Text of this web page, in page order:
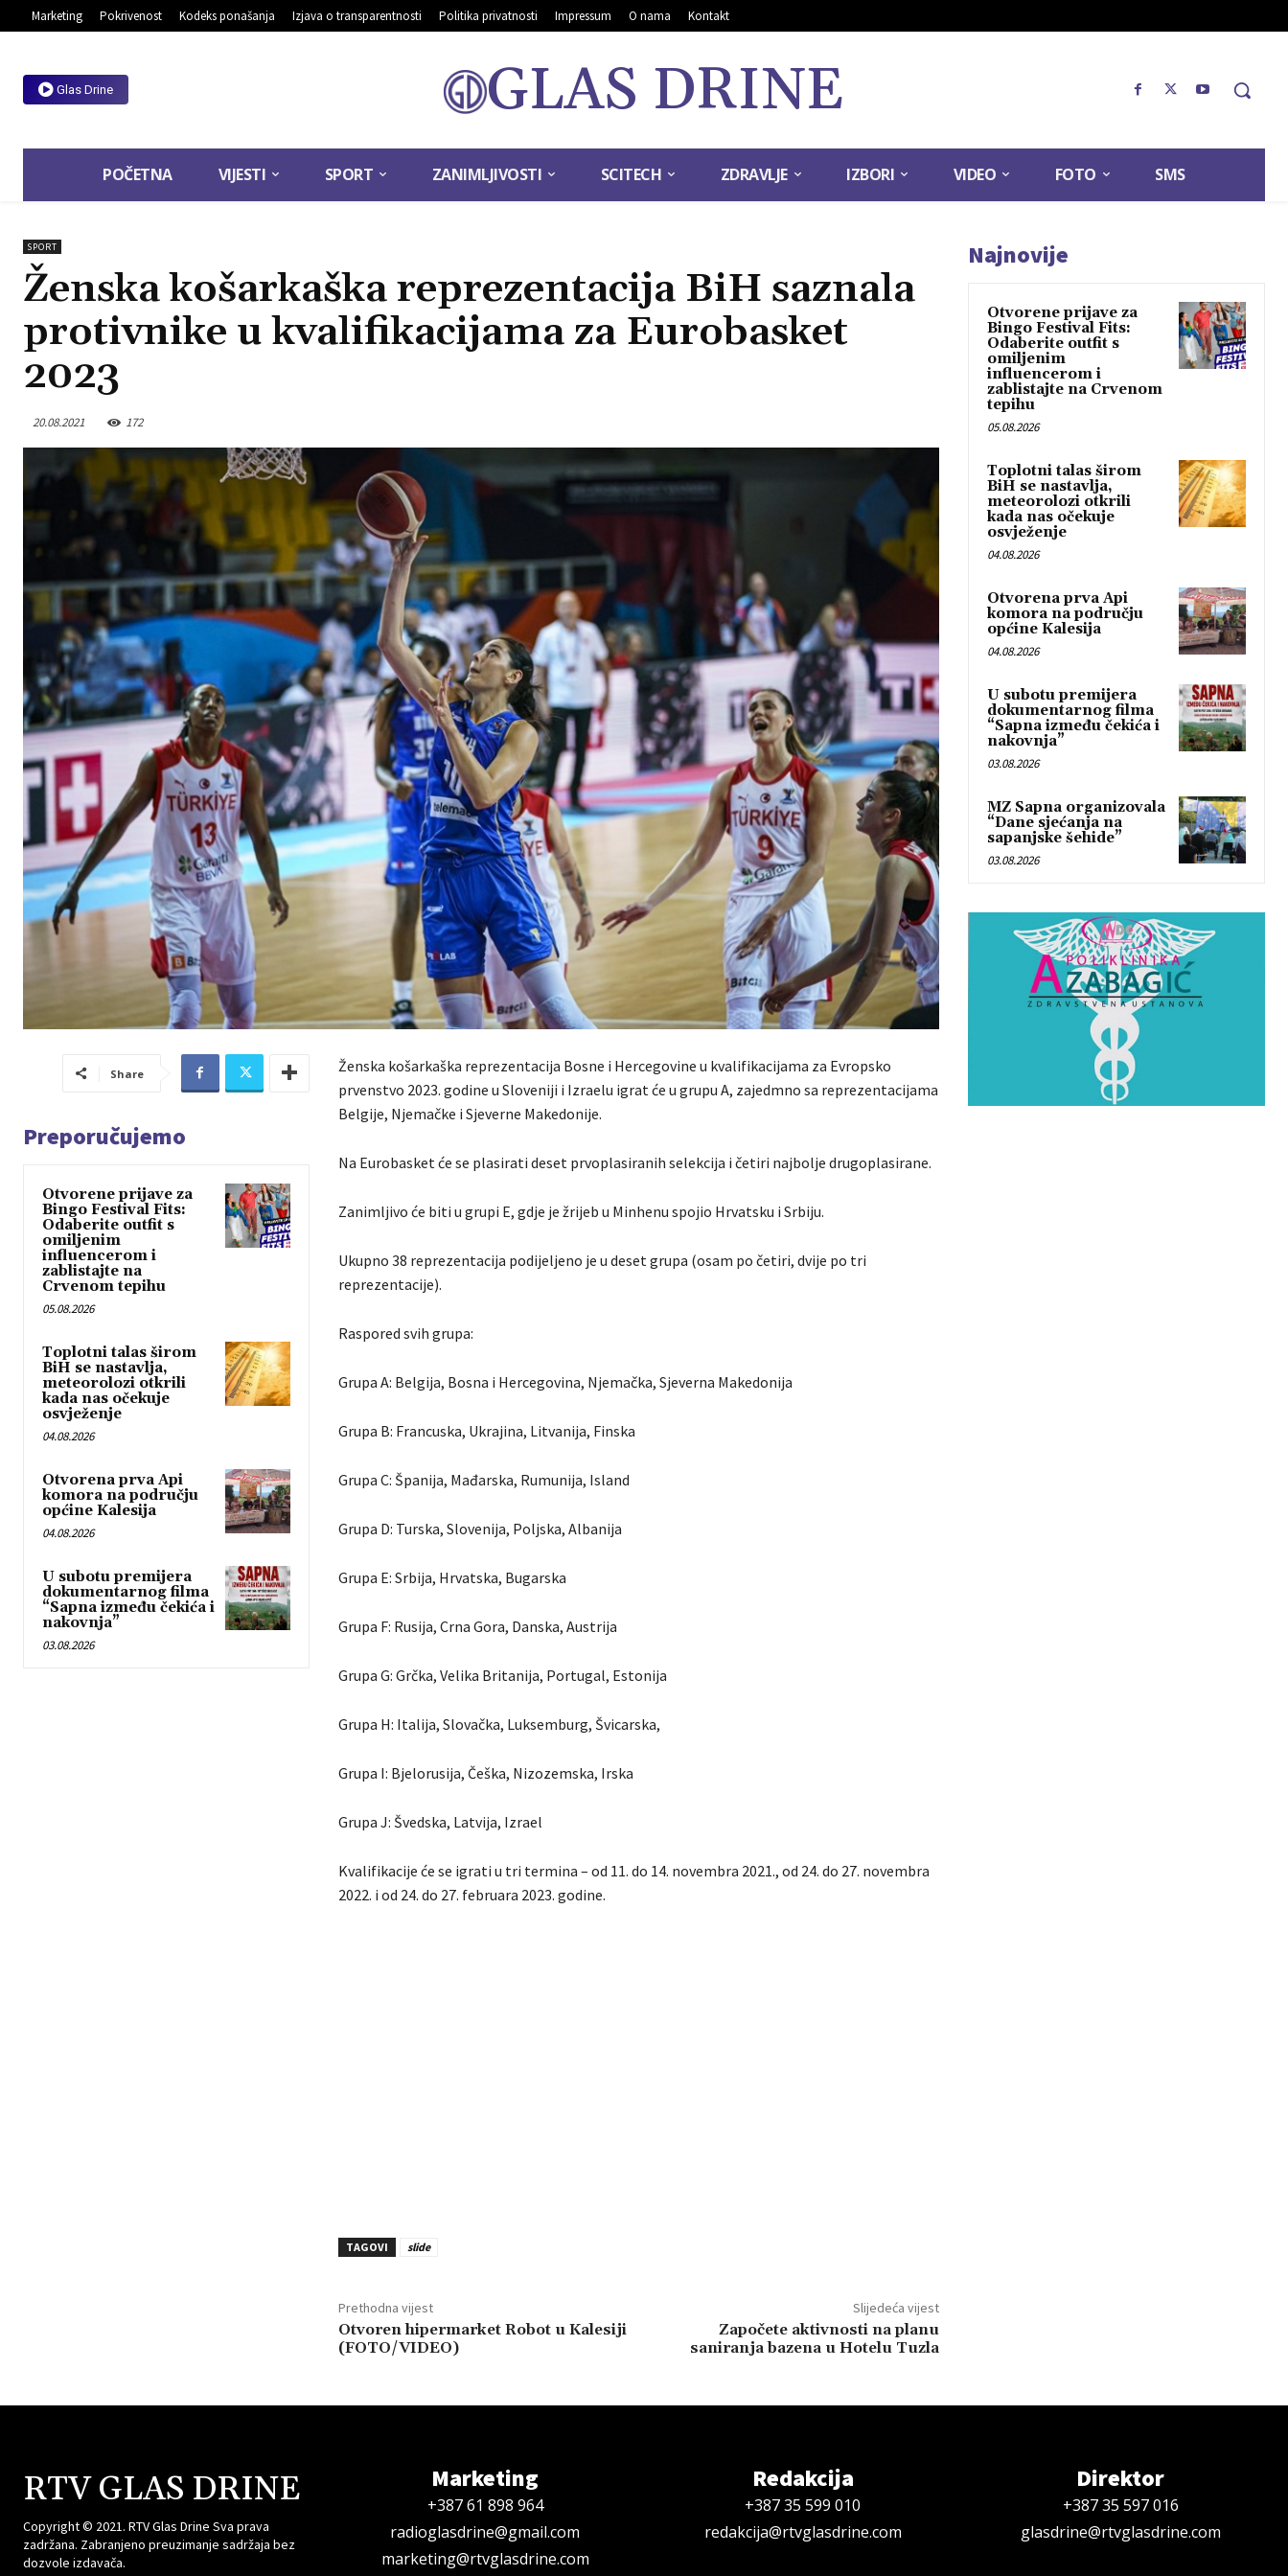
Marketing Pokrivenost Kodeks ponašanja Izjava o transparentnosti Politika privatnosti Impressum O nama Kontakt
Glas Drine GLAS DRINE
POČETNA VIJESTI SPORT ZANIMLJIVOSTI SCITECH ZDRAVLJE IZBORI VIDEO FOTO SMS
SPORT
Ženska košarkaška reprezentacija BiH saznala
protivnike u kvalifikacijama za Eurobasket
2023
20.08.2021 172
Share
Preporučujemo
Otvorene prijave za
Bingo Festival Fits:
Odaberite outfit s
omiljenim
influencerom i
zablistajte na
Crvenom tepihu
05.08.2026
Toplotni talas širom
BiH se nastavlja,
meteorolozi otkrili
kada nas očekuje
osvježenje
04.08.2026
Otvorena prva Api
komora na području
općine Kalesija
04.08.2026
U subotu premijera
dokumentarnog filma
“Sapna između čekića i
nakovnja”
03.08.2026
Ženska košarkaška reprezentacija Bosne i Hercegovine u kvalifikacijama za Evropsko
prvenstvo 2023. godine u Sloveniji i Izraelu igrat će u grupu A, zajedmno sa reprezentacijama
Belgije, Njemačke i Sjeverne Makedonije.
Na Eurobasket će se plasirati deset prvoplasiranih selekcija i četiri najbolje drugoplasirane.
Zanimljivo će biti u grupi E, gdje je žrijeb u Minhenu spojio Hrvatsku i Srbiju.
Ukupno 38 reprezentacija podijeljeno je u deset grupa (osam po četiri, dvije po tri
reprezentacije).
Raspored svih grupa:
Grupa A: Belgija, Bosna i Hercegovina, Njemačka, Sjeverna Makedonija
Grupa B: Francuska, Ukrajina, Litvanija, Finska
Grupa C: Španija, Mađarska, Rumunija, Island
Grupa D: Turska, Slovenija, Poljska, Albanija
Grupa E: Srbija, Hrvatska, Bugarska
Grupa F: Rusija, Crna Gora, Danska, Austrija
Grupa G: Grčka, Velika Britanija, Portugal, Estonija
Grupa H: Italija, Slovačka, Luksemburg, Švicarska,
Grupa I: Bjelorusija, Češka, Nizozemska, Irska
Grupa J: Švedska, Latvija, Izrael
Kvalifikacije će se igrati u tri termina – od 11. do 14. novembra 2021., od 24. do 27. novembra
2022. i od 24. do 27. februara 2023. godine.
TAGOVI slide
Prethodna vijest
Otvoren hipermarket Robot u Kalesiji
(FOTO/VIDEO)
Slijedeća vijest
Započete aktivnosti na planu
saniranja bazena u Hotelu Tuzla
Najnovije
Otvorene prijave za
Bingo Festival Fits:
Odaberite outfit s
omiljenim
influencerom i
zablistajte na Crvenom
tepihu
05.08.2026
Toplotni talas širom
BiH se nastavlja,
meteorolozi otkrili
kada nas očekuje
osvježenje
04.08.2026
Otvorena prva Api
komora na području
općine Kalesija
04.08.2026
U subotu premijera
dokumentarnog filma
“Sapna između čekića i
nakovnja”
03.08.2026
MZ Sapna organizovala
“Dane sjećanja na
sapanjske šehide”
03.08.2026
RTV GLAS DRINE
Copyright © 2021. RTV Glas Drine Sva prava
zadržana. Zabranjeno preuzimanje sadržaja bez
dozvole izdavača.
Marketing
+387 61 898 964
radioglasdrine@gmail.com
marketing@rtvglasdrine.com
Redakcija
+387 35 599 010
redakcija@rtvglasdrine.com
Direktor
+387 35 597 016
glasdrine@rtvglasdrine.com